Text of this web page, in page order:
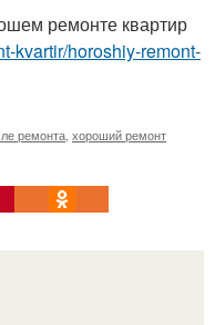
ремонте квартир
kvartir/horoshiy-remont-
ремонта хороший ремонт